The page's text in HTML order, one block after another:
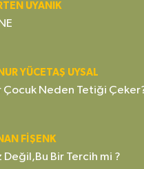
UYANIK
YÜCETAŞ UYSAL
Çocuk Neden Tetiği
FİŞENK
Değil,Bu Bir Tercih mi ?